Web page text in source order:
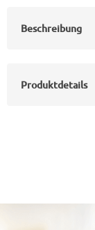
Beschreibung
Produktdetails